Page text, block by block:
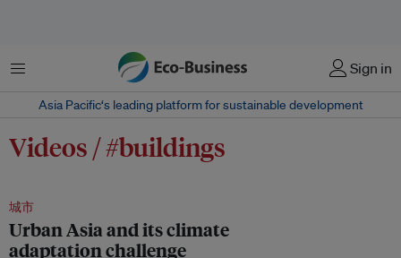
菜单 Sign in
Asia Pacific‘s leading platform for sustainable development
Videos / #buildings
城市
Urban Asia and its climate
adaptation challenge